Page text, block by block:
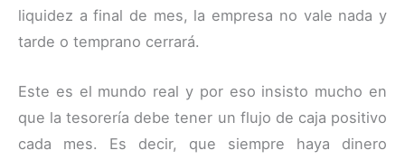
liquidez a final de mes, la empresa no vale nada y
tarde o temprano cerrará.
Este es el mundo real y por eso insisto mucho en
que la tesorería debe tener un flujo de caja positivo
cada mes. Es decir, que siempre haya dinero